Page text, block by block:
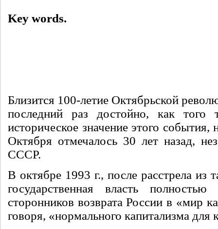
Key words.
Близится 100-летие Октябрьской
последний раз достойно, как того
историческое значение этого события,
Октября отмечалось 30 лет назад,
СССР.
В октябре 1993 г., после расстрела из
государственная власть
сторонников возврата России в «мир
говоря, «нормального капитализма для